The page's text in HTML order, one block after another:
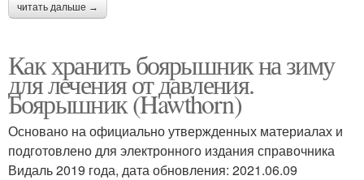
читать дальше →
Как хранить боярышник на зиму
для лечения от давления.
Боярышник (Hawthorn)
Основано на официально утвержденных материалах и
подготовлено для электронного издания справочника
Видаль 2019 года, дата обновления: 2021.06.09